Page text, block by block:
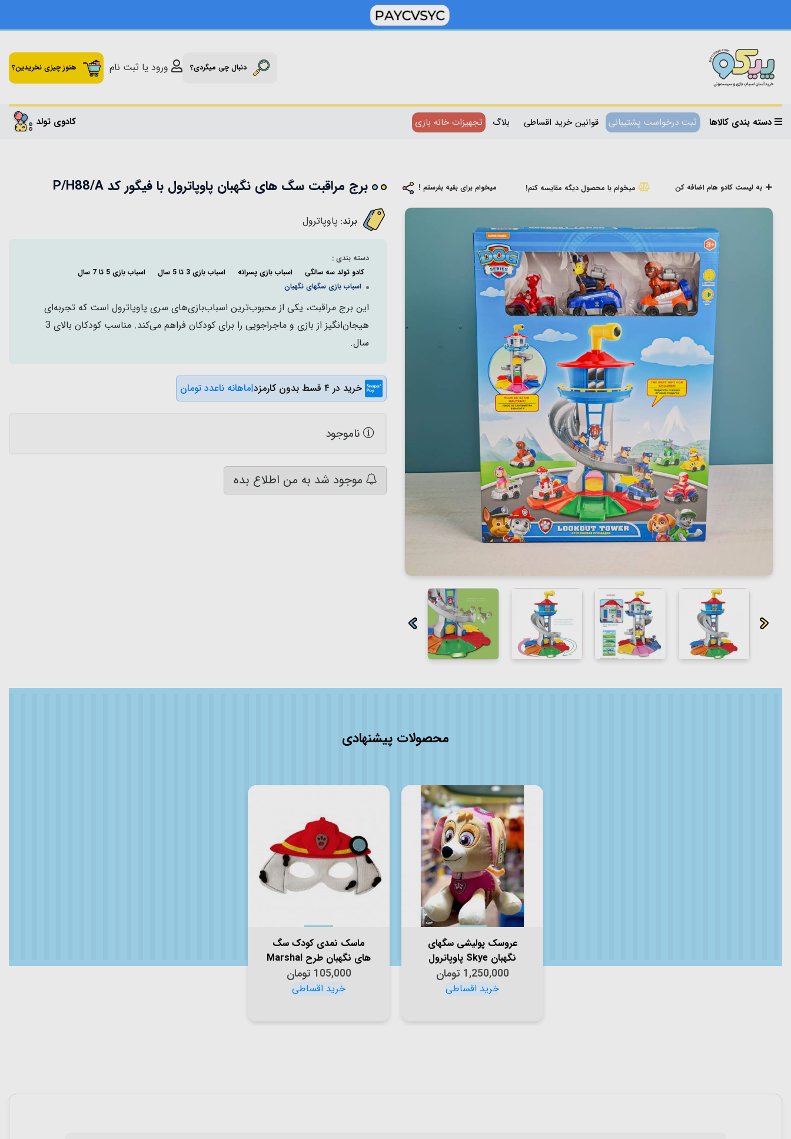
دنبال چی میگردی؟ ورود یا ثبت نام هنوز چیزی نخریدین؟
دسته بندی کالاها ثبت درخواست پشتیبانی قوانین خرید اقساطی بلاگ تجهیزات خانه بازی کادوی تولد
به لیست کادو هام اضافه کن میخوام با محصول دیگه مقایسه کنم! میخوام برای بقیه بفرستم ! برج مراقبت سگ های نگهبان پاوپاترول با فیگور کد P/H88/A
برند: پاوپاترول
دسته بندی :
کادو تولد سه سالگی
اسباب بازی پسرانه اسباب بازی 3 تا 5 سال
اسباب بازی 5 تا 7 سال
اسباب بازی سگهای نگهبان
این برج مراقبت، یکی از محبوب‌ترین اسباب‌بازی‌های سری پاوپاترول است که تجربه‌ای
هیجان‌انگیز از بازی و ماجراجویی را برای کودکان فراهم می‌کند. مناسب کودکان بالای 3
سال.
خرید در ۴ قسط بدون کارمزد |ماهانه ناعدد تومان
ناموجود
موجود شد به من اطلاع بده
محصولات پیشنهادی
عروسک پولیشی سگهای
نگهبان Skye پاوپاترول
AF100324
1,250,000 تومان
ماسک نمدی کودک سگ
های نگهبان طرح Marshal
پاوپاترول مدل
P/3516/MA
105,000 تومان